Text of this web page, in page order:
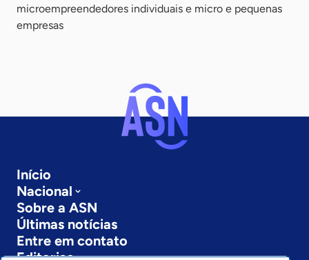
microempreendedores individuais e micro e pequenas
empresas
Início
Nacional
Sobre a ASN
Últimas notícias
Entre em contato